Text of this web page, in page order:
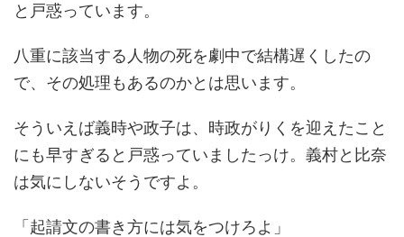
と戸惑っています。
八重に該当する人物の死を劇中で結構遅くしたの
で、その処理もあるのかとは思います。
そういえば義時や政子は、時政がりくを迎えたこと
にも早すぎると戸惑っていましたっけ。義村と比奈
は気にしないそうですよ。
「起請文の書き方には気をつけろよ」